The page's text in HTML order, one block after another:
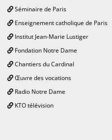
Séminaire de Paris
Enseignement catholique de Paris
Institut Jean-Marie Lustiger
Fondation Notre Dame
Chantiers du Cardinal
Œuvre des vocations
Radio Notre Dame
KTO télévision